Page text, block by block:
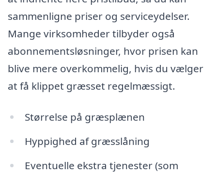
sammenligne priser og serviceydelser.
Mange virksomheder tilbyder også
abonnementsløsninger, hvor prisen kan
blive mere overkommelig, hvis du vælger
at få klippet græsset regelmæssigt.
Størrelse på græsplænen
Hyppighed af græsslåning
Eventuelle ekstra tjenester (som